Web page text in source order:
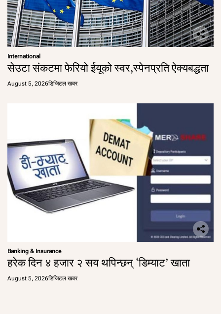
International
सेउटा संकटमा फेरियो ईयूको स्वर,स्पेनप्रति ऐक्यबद्धता
August 5, 2026डिजिटल खबर
Banking & Insurance
हरेक दिन ४ हजार २ सय थपिन्छन् ‘डिम्याट’ खाता
August 5, 2026डिजिटल खबर